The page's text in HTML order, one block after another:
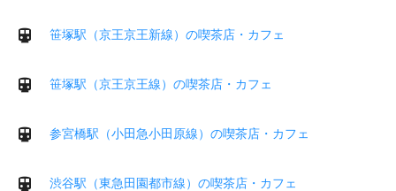
笹塚駅（京王京王新線）の喫茶店・カフェ
笹塚駅（京王京王線）の喫茶店・カフェ
参宮橋駅（小田急小田原線）の喫茶店・カフェ
渋谷駅（東急田園都市線）の喫茶店・カフェ